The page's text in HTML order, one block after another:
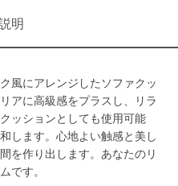
明
風にアレンジしたソファクッ
アに高級感をプラスし、リラ
ッションとしても使用可能
します。心地よい触感と美し
を作り出します。あなたのリ
です。